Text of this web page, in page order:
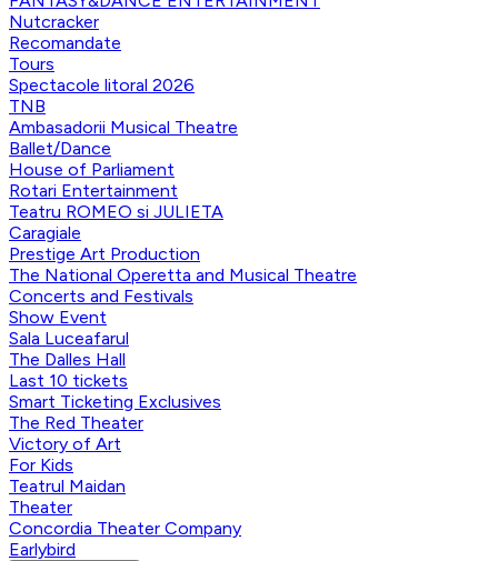
Nutcracker
Recomandate
Tours
Spectacole litoral 2026
TNB
Ambasadorii Musical Theatre
Ballet/Dance
House of Parliament
Rotari Entertainment
Teatru ROMEO si JULIETA
Caragiale
Prestige Art Production
The National Operetta and Musical Theatre
Concerts and Festivals
Show Event
Sala Luceafarul
The Dalles Hall
Last 10 tickets
Smart Ticketing Exclusives
The Red Theater
Victory of Art
For Kids
Teatrul Maidan
Theater
Concordia Theater Company
Earlybird